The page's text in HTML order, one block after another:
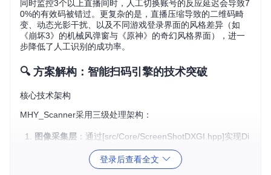
同时监控3个以上直播间时，人工切换账号的反应延迟会导致7
0%的有效码被错过。更复杂的是，直播压缩导致的二维码畸
变、动态光影干扰、以及不同游戏登录界面的风格差异（如
《崩坏3》的机械风弹窗与《原神》的奇幻风格界面），进一
步降低了人工识别的成功率。
🔍 方案解构：智能扫码引擎的技术突破
核心技术架构
MHY_Scanner采用三级处理架构：
图像采集层 ：通过[src/Core/ScreenShotDXGI.hpp]实现Di
rectX 11硬件加速截图，帧率达30fps
：基于OpenCV的自适应阈值算法（[src/Core/Q
登录后查看全文